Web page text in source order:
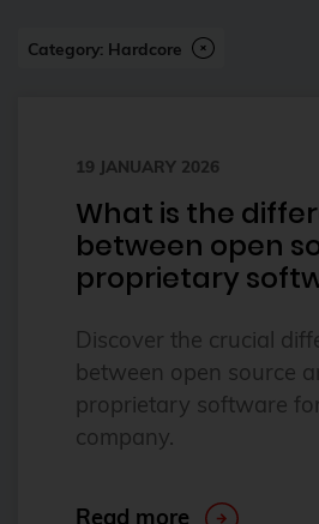
2024
Alpine
alternatives
anleitung
Ansible
Ansible Community
Category: Hardcore
19 JANUARY 2026
What is the
between open
proprietary
Discover the crucial
between open source
proprietary software
company.
Read more